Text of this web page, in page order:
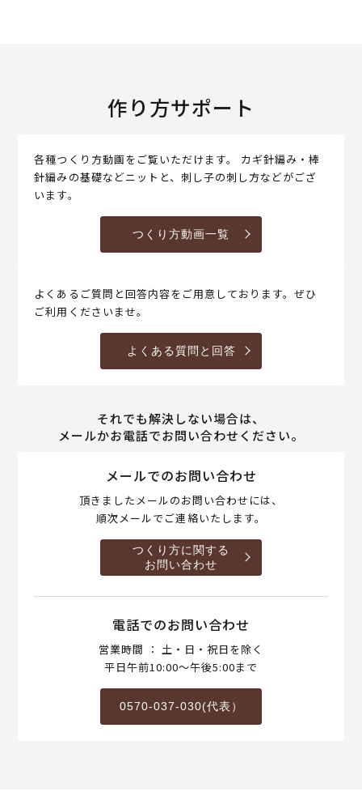
作り方サポート
各種つくり方動画をご覧いただけます。 カギ針編み・棒
針編みの基礎などニットと、刺し子の刺し方などがござ
います。
つくり方動画一覧
よくあるご質問と回答内容をご用意しております。ぜひ
ご利用くださいませ。
よくある質問と回答
それでも解決しない場合は、
メールかお電話でお問い合わせください。
メールでのお問い合わせ
頂きましたメールのお問い合わせには、
順次メールでご連絡いたします。
つくり方に関する
お問い合わせ
電話でのお問い合わせ
営業時間 ： 土・日・祝日を除く
平日午前10:00～午後5:00まで
0570-037-030(代表）